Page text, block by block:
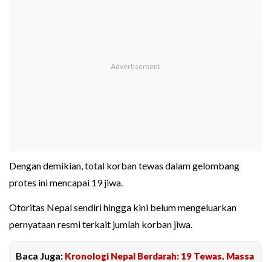
Dengan demikian, total korban tewas dalam gelombang
protes ini mencapai 19 jiwa.
Otoritas Nepal sendiri hingga kini belum mengeluarkan
pernyataan resmi terkait jumlah korban jiwa.
Baca Juga: Kronologi Nepal Berdarah: 19 Tewas, Massa